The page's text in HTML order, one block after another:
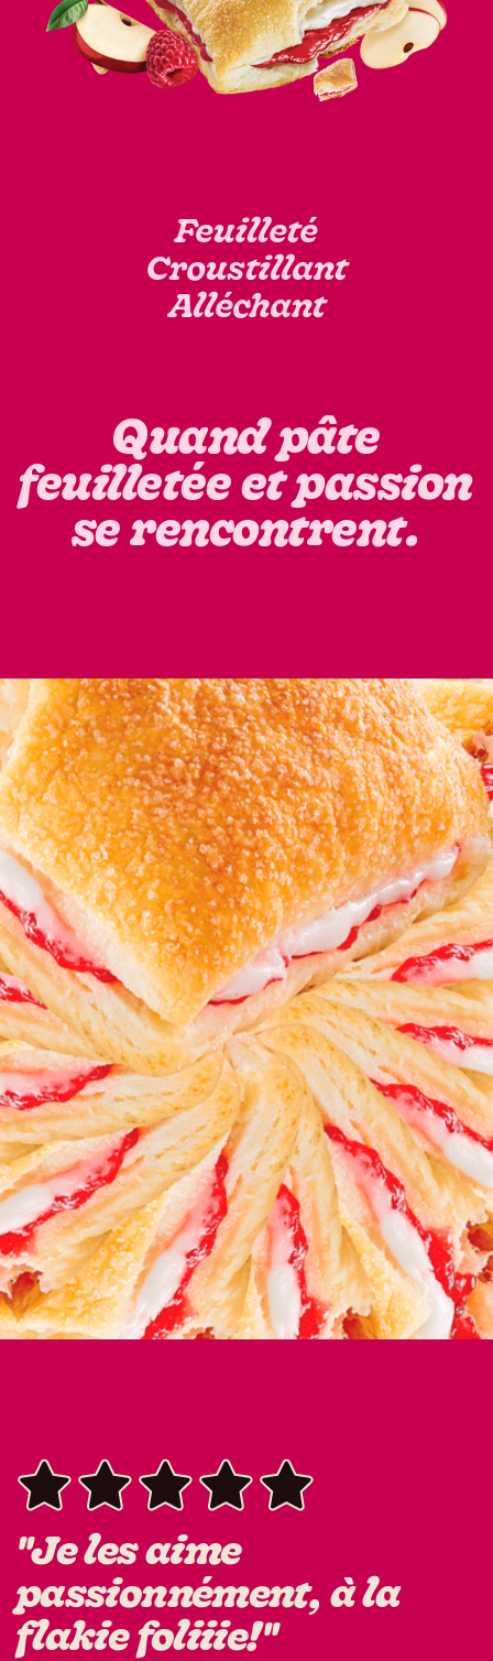
Feuilleté
Croustillant
Alléchant
Quand pâte
feuilletée et passion
se rencontrent.
"Je les aime
passionnément, à la
flakie foliiie!"